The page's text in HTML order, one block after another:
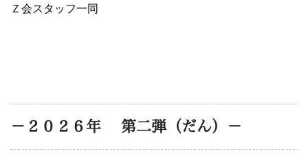
グ
Ｚ会スタッフ一同
－２０２６年 第二弾（だん）－